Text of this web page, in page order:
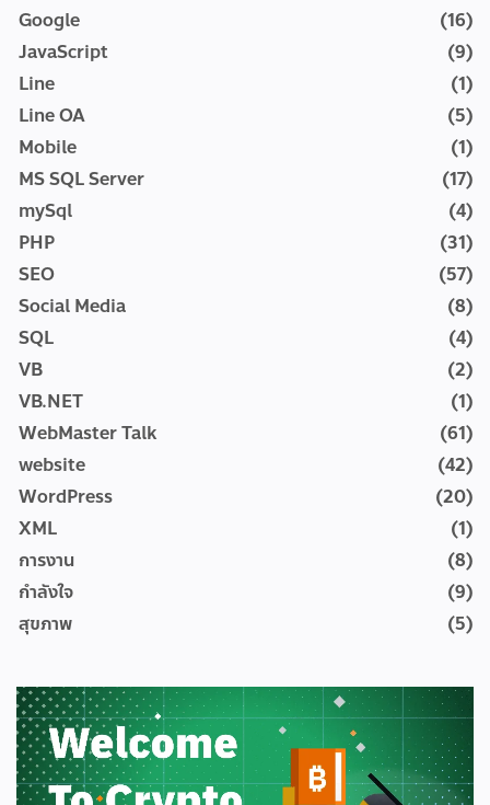
Google
(16)
JavaScript
(9)
Line
(1)
Line OA
(5)
Mobile
(1)
MS SQL Server
(17)
mySql
(4)
PHP
(31)
SEO
(57)
Social Media
(8)
SQL
(4)
VB
(2)
VB.NET
(1)
WebMaster Talk
(61)
website
(42)
WordPress
(20)
XML
(1)
การงาน
(8)
กำลังใจ
(9)
สุขภาพ
(5)